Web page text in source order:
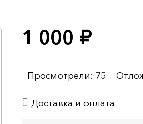
1 000 руб.
Просмотрели: 75
Доставка и оплата